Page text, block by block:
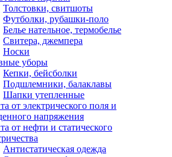
Толстовки, свитшоты
Футболки, рубашки-поло
Белье нательное, термобелье
Свитера, джемпера
Носки
уборы
Кепки, бейсболки
Подшлемники, балаклавы
Шапки утепленные
от электрического поля и
напряжения
от нефти и статического
Антистатическая одежда